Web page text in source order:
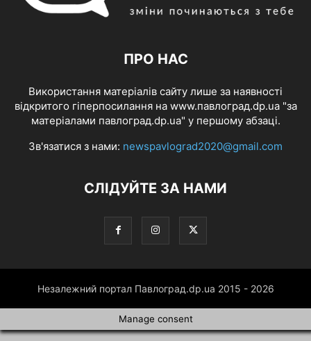
ПРО НАС
Використання матеріалів сайту лише за наявності
відкритого гіперпосилання на www.павлоград.dp.ua "за
матеріалами павлоград.dp.ua" у першому абзаці.
Зв'язатися з нами: newspavlograd2020@gmail.com
СЛІДУЙТЕ ЗА НАМИ
Незалежний портал Павлоград.dp.ua 2015 - 2026
Manage consent